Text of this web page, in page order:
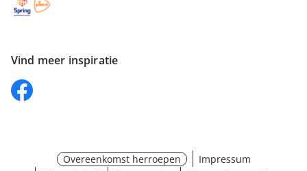
Vind meer inspiratie
Overeenkomst herroepen
Impressum